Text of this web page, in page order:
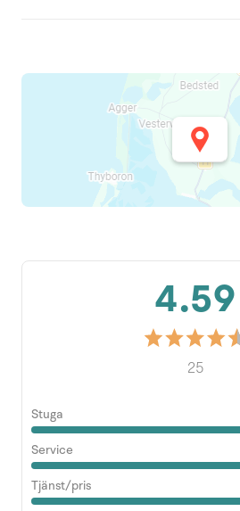
4.59
25
Stuga
Service
Tjänst/pris